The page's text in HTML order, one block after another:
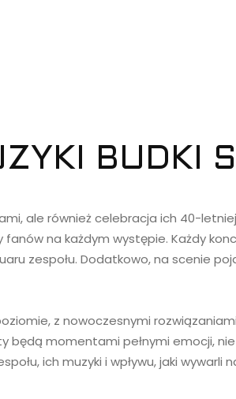
BUDKI
ale również celebracja ich 40-
na każdym występie. Każdy
zespołu. Dodatkowo, na scenie
z nowoczesnymi
będą momentami pełnymi emocji,
ich muzyki i wpływu, jaki wywarli